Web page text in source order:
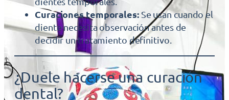
Curaciones temporales:Se usan cuando el
diente necesita observación antes de
decidir un tratamiento definitivo.
¿Duele hacerse una curación
dental?